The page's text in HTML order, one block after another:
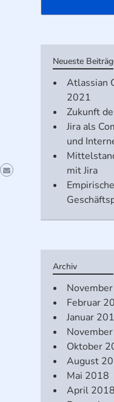
Neueste
Atlassian
2021
Zukunft
Jira als
und
mit Jira
Empirische
Archiv
Februar
Januar
Oktober
August
Mai 2018
April 2018